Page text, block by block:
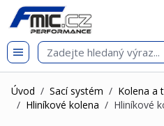
Přejít na obsah
git s
Úvod / Sací systém / Kolena a
/ Hliníkové kolena / Hliníkové